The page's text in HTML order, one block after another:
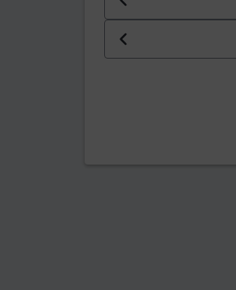
Uhrzeit der Hinfahrt